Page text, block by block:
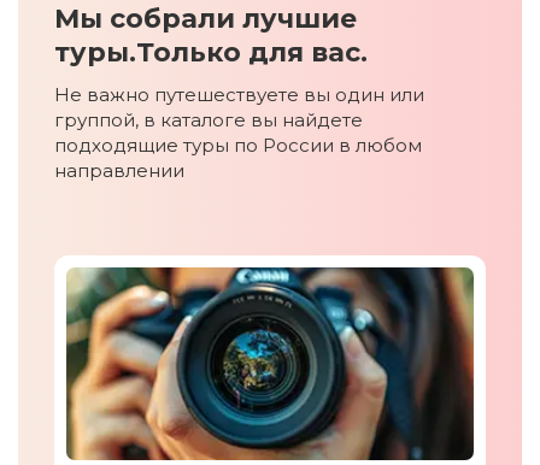
Мы собрали лучшие
туры.Только для вас.
Не важно путешествуете вы один или
группой, в каталоге вы найдете
подходящие туры по России в любом
направлении